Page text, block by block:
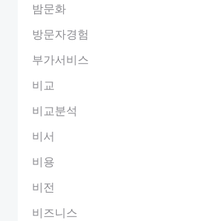
밤문화
방문자경험
부가서비스
비교
비교분석
비서
비용
비전
비즈니스